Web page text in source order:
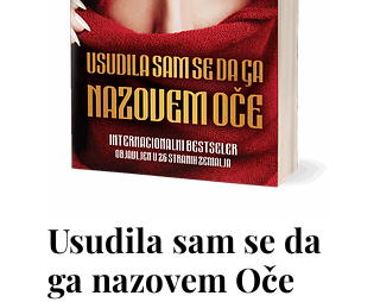
Usudila sam se da
ga nazovem Oče